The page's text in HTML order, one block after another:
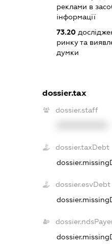
реклами в
інформації
73.20
ринку та
думки
dossier.tax
dossier.staff
dossier.taxDebt
dossier.esvDebt